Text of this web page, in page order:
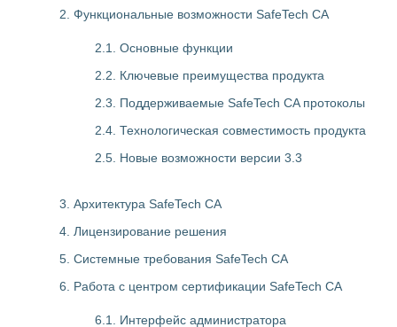
2. Функциональные возможности SafeTech CA
2.1. Основные функции
2.2. Ключевые преимущества продукта
2.3. Поддерживаемые SafeTech CA протоколы
2.4. Технологическая совместимость продукта
2.5. Новые возможности версии 3.3
3. Архитектура SafeTech CA
4. Лицензирование решения
5. Системные требования SafeTech CA
6. Работа с центром сертификации SafeTech CA
6.1. Интерфейс администратора